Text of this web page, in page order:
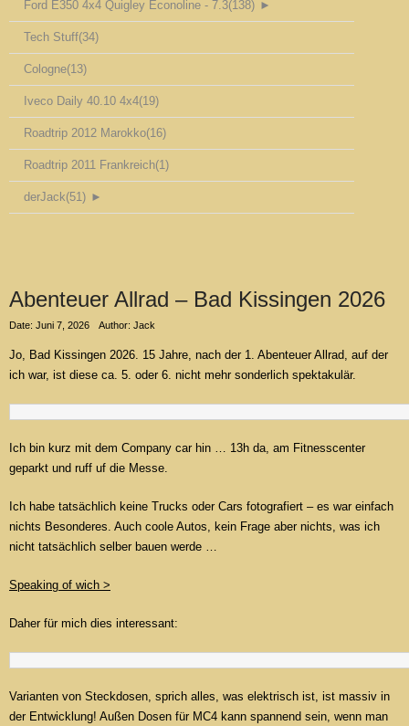
Ford E350 4x4 Quigley Econoline - 7.3(138) ►
Tech Stuff(34)
Cologne(13)
Iveco Daily 40.10 4x4(19)
Roadtrip 2012 Marokko(16)
Roadtrip 2011 Frankreich(1)
derJack(51) ►
Abenteuer Allrad – Bad Kissingen 2026
Date: Juni 7, 2026 Author: Jack
Jo, Bad Kissingen 2026. 15 Jahre, nach der 1. Abenteuer Allrad, auf der
ich war, ist diese ca. 5. oder 6. nicht mehr sonderlich spektakulär.
Ich bin kurz mit dem Company car hin … 13h da, am Fitnesscenter
geparkt und ruff uf die Messe.
Ich habe tatsächlich keine Trucks oder Cars fotografiert – es war einfach
nichts Besonderes. Auch coole Autos, kein Frage aber nichts, was ich
nicht tatsächlich selber bauen werde …
Speaking of wich >
Daher für mich dies interessant:
Varianten von Steckdosen, sprich alles, was elektrisch ist, ist massiv in
der Entwicklung! Außen Dosen für MC4 kann spannend sein, wenn man